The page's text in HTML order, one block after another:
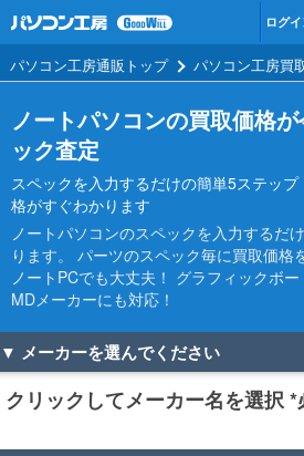
ログ
パソコン工房通販トップ パソコン工房買
ノートパソコンの買取価格
ック査定
スペックを入力するだけの簡単5ステッ
格がすぐわかります
ノートパソコンのスペックを入力するだ
ります。 パーツのスペック毎に買取価格
ノートPCでも大丈夫！ グラフィックボ
MDメーカーにも対応！
▼ メーカーを選んでください